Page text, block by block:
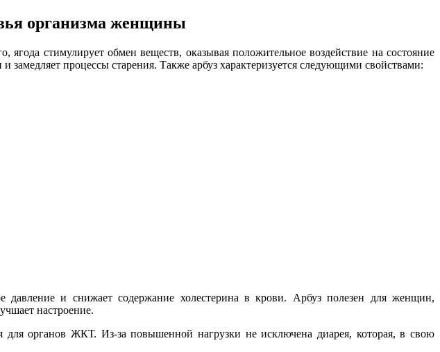
организма женщины
стимулирует обмен веществ, оказывая положительное воздействие на состояние
процессы старения. Также арбуз характеризуется следующими свойствами:
давление и снижает содержание холестерина в крови. Арбуз полезен для женщин,
настроение.
органов ЖКТ. Из-за повышенной нагрузки не исключена диарея, которая, в свою